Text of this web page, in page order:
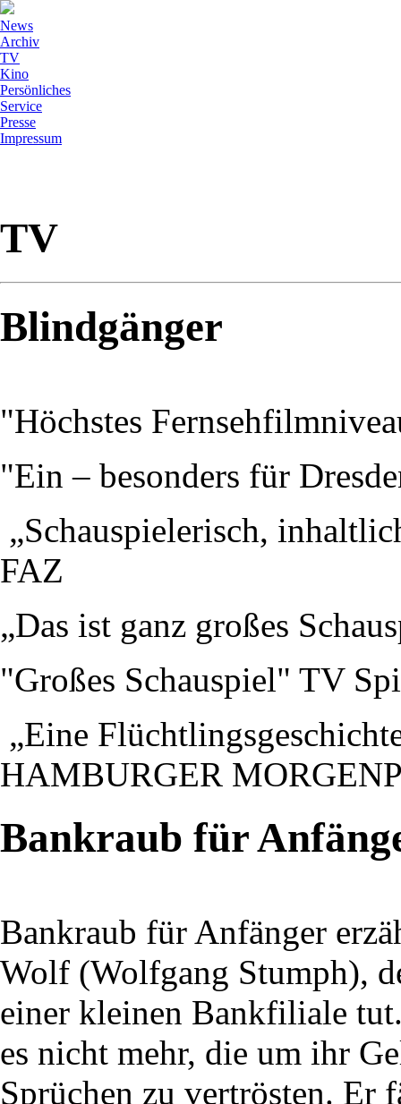
News
Archiv
TV
Kino
Persönliches
Service
Presse
Impressum
TV
Blindgänger
"Höchstes
"Ein – besonders für
„Schauspielerisch,
FAZ
„Das ist ganz großes
"Großes Schauspiel" TV
„Eine
HAMBURGER
Bankraub für
Bankraub für Anfänger
Wolf (Wolfgang Stumph),
einer kleinen Bankfiliale
es nicht mehr, die um ihr
Sprüchen zu vertrösten. Er